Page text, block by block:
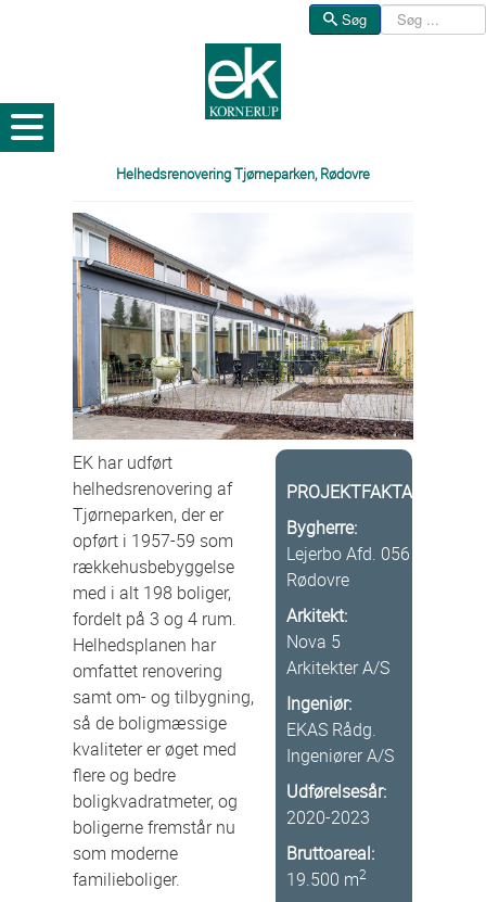
Søg Søg
Helhedsrenovering Tjørneparken, Rødovre
EK har udført
helhedsrenovering af
Tjørneparken, der er
opført i 1957-59 som
rækkehusbebyggelse
med i alt 198 boliger,
fordelt på 3 og 4 rum.
Helhedsplanen har
omfattet renovering
samt om- og tilbygning,
så de boligmæssige
kvaliteter er øget med
flere og bedre
boligkvadratmeter, og
boligerne fremstår nu
som moderne
familieboliger.
PROJEKTFAKTA
Bygherre:
Lejerbo Afd. 056
Rødovre
Arkitekt:
Nova 5
Arkitekter A/S
Ingeniør:
EKAS Rådg.
Ingeniører A/S
Udførelsesår:
2020-2023
Bruttoareal:
19.500 m2